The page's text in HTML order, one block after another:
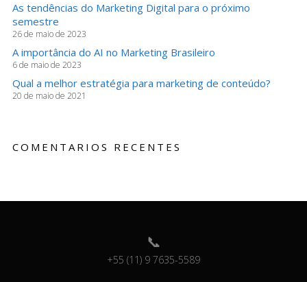
As tendências do Marketing Digital para o próximo
semestre
26 de maio de 2023
A importância do AI no Marketing Brasileiro
6 de maio de 2023
Qual a melhor estratégia para marketing de conteúdo?
20 de maio de 2021
COMENTARIOS RECENTES
+55 (11) 9 7635-5589